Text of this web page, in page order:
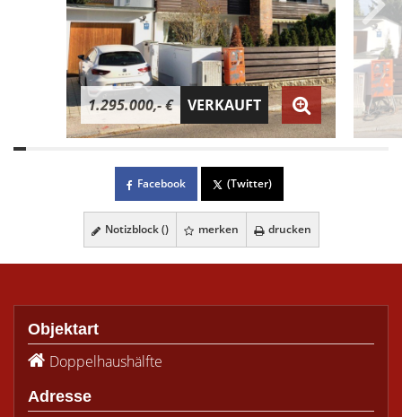
1.295.000,- € VERKAUFT
Facebook (Twitter)
Notizblock () merken drucken
Objektart
Doppelhaushälfte
Adresse